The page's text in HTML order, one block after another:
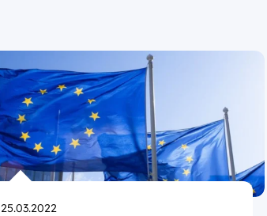
Opublikowano
25.03.2022